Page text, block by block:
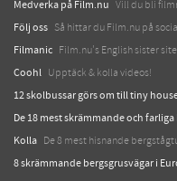
Medverka på Film.nu Vill du bli
Följ oss Så hittar du Film.nu på
Filmanic Film.nu's English sister
Coohl Upptäck & kolla videos!
12 skolbussar görs om till tiny
De 18 mest skrämmande och
Kolla De 8 mest hisnande
8 skrämmande bergsgrusvägar i